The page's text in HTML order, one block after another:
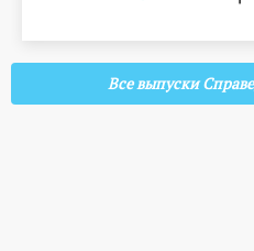
Все выпуски